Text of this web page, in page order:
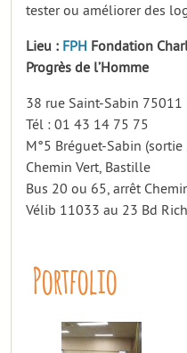
tester ou améliorer des
Lieu : FPH Fondation
Progrès de l’Homme
38 rue Saint-Sabin 75011
Tél : 01 43 14 75 75
M°5 Bréguet-Sabin
Chemin Vert, Bastille
Bus 20 ou 65, arrêt
Vélib 11033 au 23 Bd
Portfolio